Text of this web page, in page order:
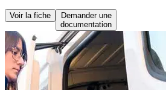
Voir la fiche
Demander une
documentation